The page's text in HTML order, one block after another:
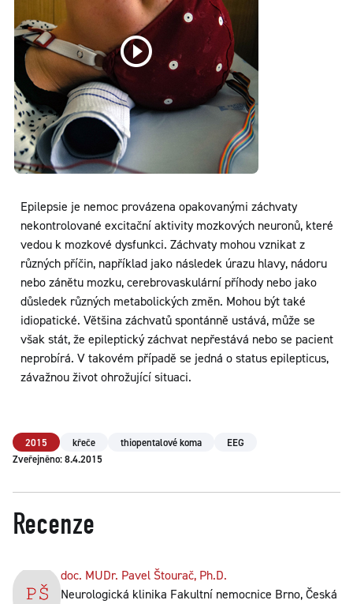
Epilepsie je nemoc provázena opakovanými záchvaty
nekontrolované excitační aktivity mozkových neuronů, které
vedou k mozkové dysfunkci. Záchvaty mohou vznikat z
různých příčin, například jako následek úrazu hlavy, nádoru
nebo zánětu mozku, cerebrovaskulární příhody nebo jako
důsledek různých metabolických změn. Mohou být také
idiopatické. Většina záchvatů spontánně ustává, může se
však stát, že epileptický záchvat nepřestává nebo se pacient
neprobírá. V takovém případě se jedná o status epilepticus,
závažnou život ohrožující situaci.
2015 křeče thiopentalové koma
EEG
Zveřejněno: 8.4.2015
Recenze
doc. MUDr. Pavel Štourač, Ph.D.
Neurologická klinika Fakultní nemocnice Brno, Česká